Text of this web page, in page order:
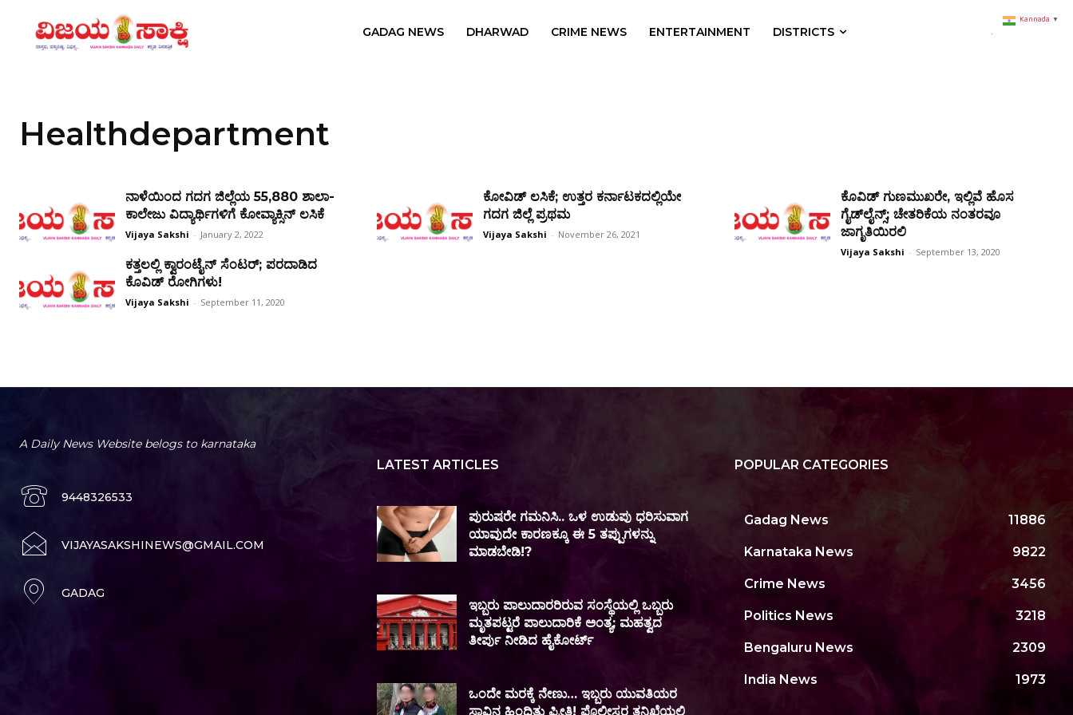
GADAG NEWS DHARWAD CRIME NEWS ENTERTAINMENT DISTRICTS
Healthdepartment
ನಾಳೆಯಿಂದ ಗದಗ ಜಿಲ್ಲೆಯ 55,880 ಶಾಲಾ-
ಕಾಲೇಜು ವಿದ್ಯಾರ್ಥಿಗಳಿಗೆ ಕೋವ್ಯಾಕ್ಸಿನ್ ಲಸಿಕೆ
Vijaya Sakshi - January 2, 2022
ಕೋವಿಡ್ ಲಸಿಕೆ; ಉತ್ತರ ಕರ್ನಾಟಕದಲ್ಲಿಯೇ
ಗದಗ ಜಿಲ್ಲೆ ಪ್ರಥಮ
Vijaya Sakshi - November 26, 2021
ಕೊವಿಡ್ ಗುಣಮುಖರೇ, ಇಲ್ಲಿವೆ ಹೊಸ
ಗೈಡ್‌ಲೈನ್ಸ್; ಚೇತರಿಕೆಯ ನಂತರವೂ
ಜಾಗೃತಿಯಿರಲಿ
Vijaya Sakshi - September 13, 2020
ಕತ್ತಲಲ್ಲಿ ಕ್ವಾರಂಟೈನ್ ಸೆಂಟರ್; ಪರದಾಡಿದ
ಕೊವಿಡ್ ರೋಗಿಗಳು!
Vijaya Sakshi - September 11, 2020
A Daily News Website belogs to karnataka
9448326533
VIJAYASAKSHINEWS@GMAIL.COM
GADAG
LATEST ARTICLES
ಪುರುಷರೇ ಗಮನಿಸಿ.. ಒಳ ಉಡುಪು ಧರಿಸುವಾಗ
ಯಾವುದೇ ಕಾರಣಕ್ಕೂ ಈ 5 ತಪ್ಪುಗಳನ್ನು
ಮಾಡಬೇಡಿ!?
ಇಬ್ಬರು ಪಾಲುದಾರರಿರುವ ಸಂಸ್ಥೆಯಲ್ಲಿ ಒಬ್ಬರು
ಮೃತಪಟ್ಟರೆ ಪಾಲುದಾರಿಕೆ ಅಂತ್ಯ; ಮಹತ್ವದ
ತೀರ್ಪು ನೀಡಿದ ಹೈಕೋರ್ಟ್
ಒಂದೇ ಮರಕ್ಕೆ ನೇಣು… ಇಬ್ಬರು ಯುವತಿಯರ
ಸಾವಿನ ಹಿಂದಿತ್ತು ಪ್ರೀತಿ! ಪೊಲೀಸರ ತನಿಖೆಯಲ್ಲಿ
POPULAR CATEGORIES
Gadag News 11886
Karnataka News 9822
Crime News 3456
Politics News 3218
Bengaluru News 2309
India News 1973
Kannada ▼